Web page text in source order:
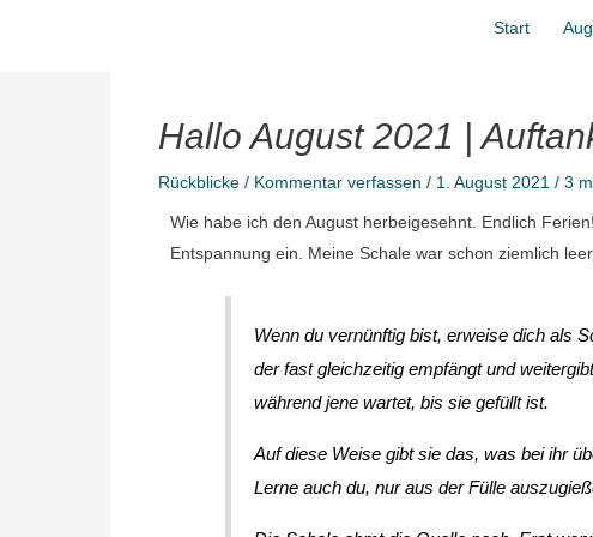
Start
Hallo August 2021 |
Rückblicke / Kommentar verfassen / 1. August 2021 / 3
Wie habe ich den August herbeigesehnt. Endlich
Entspannung ein. Meine Schale war schon ziemlich
Wenn du vernünftig bist, erweise dich als
der fast gleichzeitig empfängt und
während jene wartet, bis sie gefüllt ist.
Auf diese Weise gibt sie das, was bei ihr
Lerne auch du, nur aus der Fülle